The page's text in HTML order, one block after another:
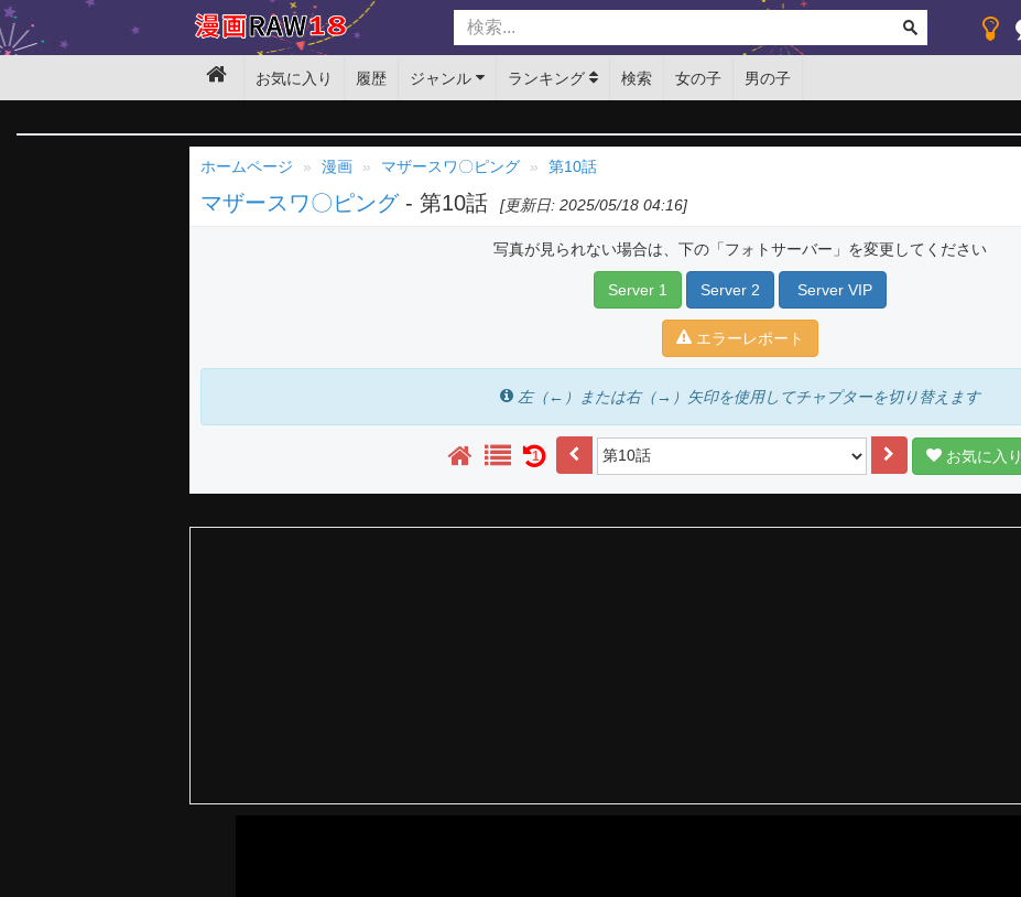
お気に入り 履歴 ジャンル ランキング 検索 女の子 男の子
ホームページ 漫画 マザースワ〇ピング 第10話
マザースワ〇ピング - 第10話 [更新日: 2025/05/18 04:16]
写真が見られない場合は、下の「フォトサーバー」を変更してください
Server 1 Server 2 Server VIP
エラーレポート
左（←）または右（→）矢印を使用してチャプターを切り替えます
1 お気に入り